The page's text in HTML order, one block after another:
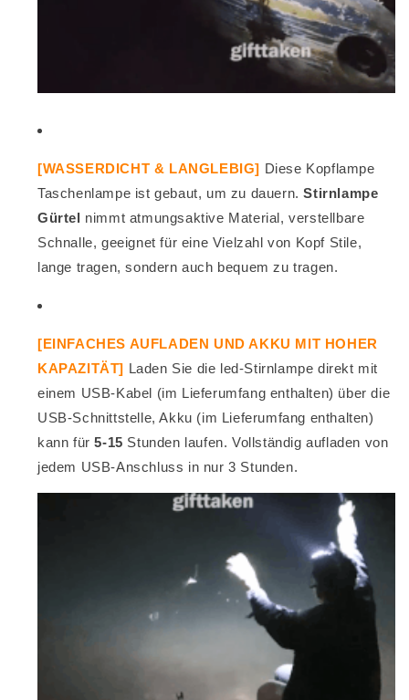
[WASSERDICHT & LANGLEBIG] Diese Kopflampe
Taschenlampe ist gebaut, um zu dauern.Stirnlampe
Gürtel nimmt atmungsaktive Material, verstellbare
Schnalle, geeignet für eine Vielzahl von Kopf Stile,
lange tragen, sondern auch bequem zu tragen.
[EINFACHES AUFLADEN UND AKKU MIT HOHER
KAPAZITÄT] Laden Sie die led-Stirnlampe direkt mit
einem USB-Kabel (im Lieferumfang enthalten) über die
USB-Schnittstelle, Akku (im Lieferumfang enthalten)
kann für5-15 Stunden laufen. Vollständig aufladen von
jedem USB-Anschluss in nur 3 Stunden.